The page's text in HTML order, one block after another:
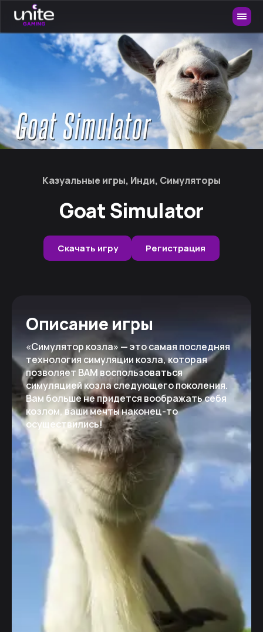
Казуальные игры, Инди, Симуляторы
Goat Simulator
Скачать игру Регистрация
Описание игры
«Симулятор козла» — это самая последняя
технология симуляции козла, которая
позволяет ВАМ воспользоваться
симуляцией козла следующего поколения.
Вам больше не придется воображать себя
козлом, ваши мечты наконец-то
осуществились!